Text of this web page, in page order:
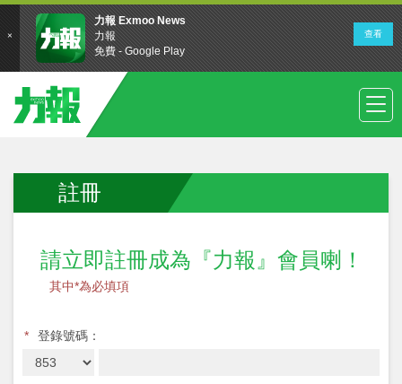
註冊
請立即註冊成為『力報』會員喇！
其中*為必填項
* 登錄號碼：